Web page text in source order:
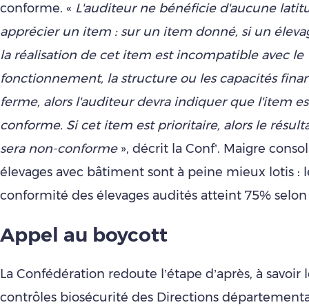
conforme. « L'auditeur ne bénéficie d'aucune
apprécier un item : sur un item donné, si un
la réalisation de cet item est incompatible avec le
fonctionnement, la structure ou les capacités
ferme, alors l'auditeur devra indiquer que l'item
conforme. Si cet item est prioritaire, alors le
sera non-conforme», décrit la Conf’. Maigre
élevages avec bâtiment sont à peine mieux lotis :
conformité des élevages audités atteint 75%
Appel au boycott
La Confédération redoute l’étape d’après, à savoir
contrôles biosécurité des Directions